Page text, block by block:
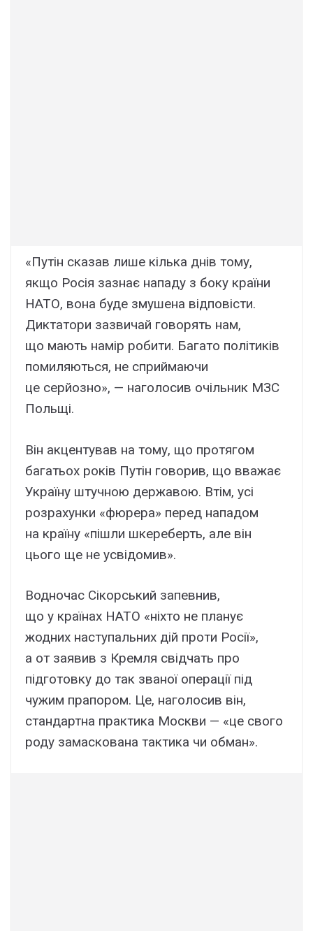
«Путін сказав лише кілька днів тому,
якщо Росія зазнає нападу з боку країни
НАТО, вона буде змушена відповісти.
Диктатори зазвичай говорять нам,
що мають намір робити. Багато політиків
помиляються, не сприймаючи
це серйозно», — наголосив очільник МЗС
Польщі.
Він акцентував на тому, що протягом
багатьох років Путін говорив, що вважає
Україну штучною державою. Втім, усі
розрахунки «фюрера» перед нападом
на країну «пішли шкереберть, але він
цього ще не усвідомив».
Водночас Сікорський запевнив,
що у країнах НАТО «ніхто не планує
жодних наступальних дій проти Росії»,
а от заявив з Кремля свідчать про
підготовку до так званої операції під
чужим прапором. Це, наголосив він,
стандартна практика Москви — «це свого
роду замаскована тактика чи обман».